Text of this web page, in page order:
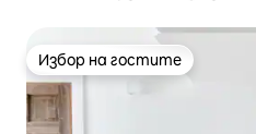
Избор на гостите
Избор на гостите